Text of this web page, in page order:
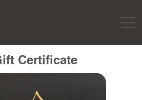
Certificate